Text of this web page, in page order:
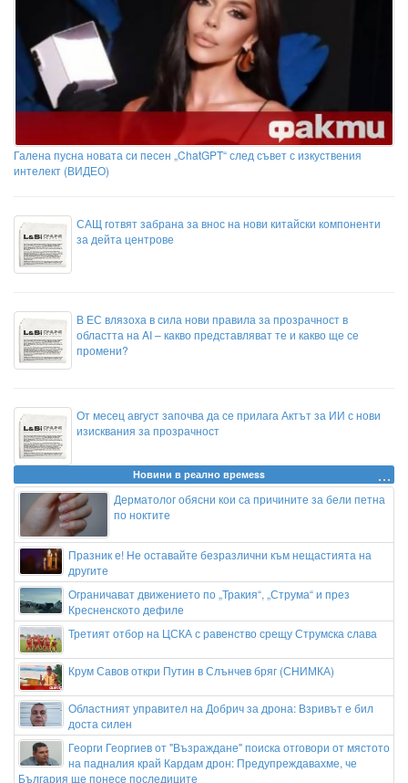
Галена пусна новата си песен „ChatGPT“ след съвет с изкуствения
интелект (ВИДЕО)
САЩ готвят забрана за внос на нови китайски компоненти
за дейта центрове
В ЕС влязоха в сила нови правила за прозрачност в
областта на AI – какво представляват те и какво ще се
промени?
От месец август започва да се прилага Актът за ИИ с нови
изисквания за прозрачност
Новини в реално времеss
Дерматолог обясни кои са причините за бели петна
по ноктите
Празник е! Не оставайте безразлични към нещастията на
другите
Ограничават движението по „Тракия“, „Струма“ и през
Кресненското дефиле
Третият отбор на ЦСКА с равенство срещу Струмска слава
Крум Савов откри Путин в Слънчев бряг (СНИМКА)
Областният управител на Добрич за дрона: Взривът е бил
доста силен
Георги Георгиев от "Възраждане" поиска отговори от мястото
на падналия край Кардам дрон: Предупреждавахме, че
България ще понесе последиците